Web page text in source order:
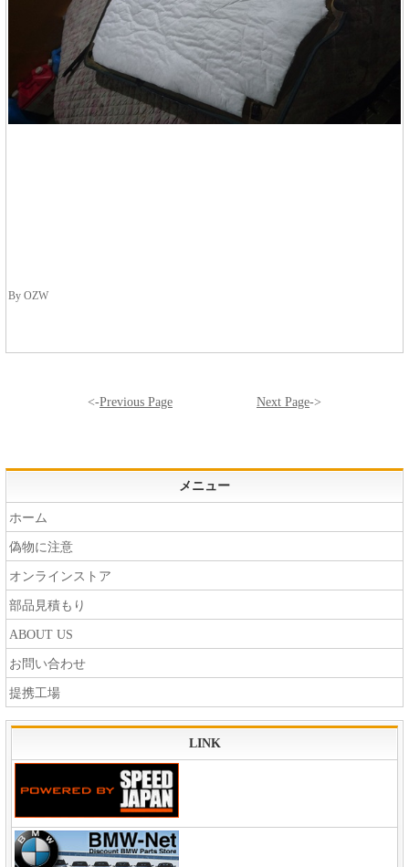
By OZW
<-Previous Page Next Page->
メニュー
ホーム
偽物に注意
オンラインストア
部品見積もり
ABOUT US
お問い合わせ
提携工場
LINK